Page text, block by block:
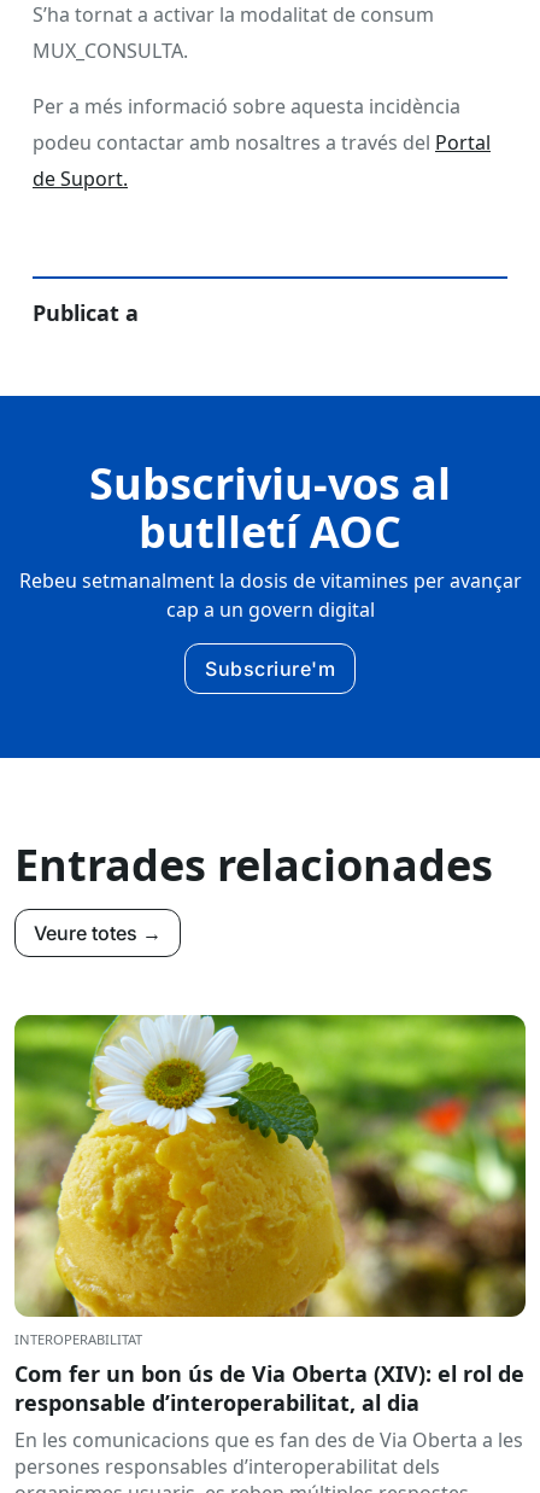
S’ha tornat a activar la modalitat de consum
MUX_CONSULTA.
Per a més informació sobre aquesta incidència
podeu contactar amb nosaltres a través del Portal
de Suport.
Publicat a
Subscriviu-vos al
butlletí AOC
Rebeu setmanalment la dosis de vitamines per avançar
cap a un govern digital
Subscriure'm
Entrades relacionades
Veure totes →
INTEROPERABILITAT
Com fer un bon ús de Via Oberta (XIV): el rol de
responsable d’interoperabilitat, al dia
En les comunicacions que es fan des de Via Oberta a les
persones responsables d’interoperabilitat dels